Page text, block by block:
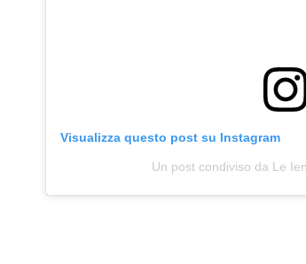
Visualizza questo post su Instagram
Un post condiviso da Le